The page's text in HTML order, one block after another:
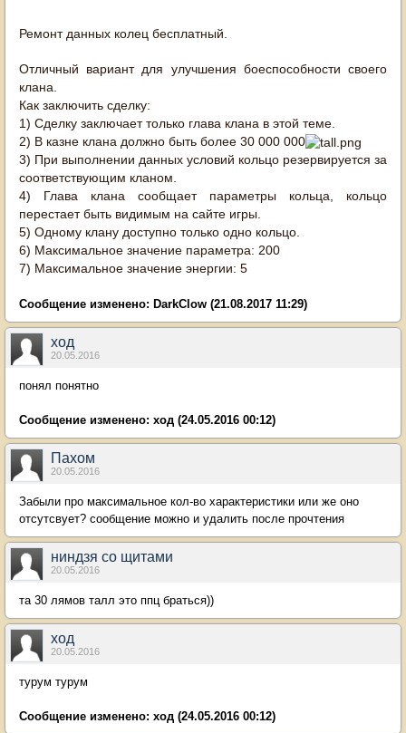
Ремонт данных колец бесплатный.
Отличный вариант для улучшения боеспособности своего
клана.
Как заключить сделку:
1) Сделку заключает только глава клана в этой теме.
2) В казне клана должно быть более 30 000 000
3) При выполнении данных условий кольцо резервируется за
соответствующим кланом.
4) Глава клана сообщает параметры кольца, кольцо
перестает быть видимым на сайте игры.
5) Одному клану доступно только одно кольцо.
6) Максимальное значение параметра: 200
7) Максимальное значение энергии: 5
Сообщение изменено: DarkClow (21.08.2017 11:29)
ход
20.05.2016
понял понятно
Сообщение изменено: ход (24.05.2016 00:12)
Пахом
20.05.2016
Забыли про максимальное кол-во характеристики или же оно
отсутсвует? сообщение можно и удалить после прочтения
ниндзя со щитами
20.05.2016
та 30 лямов талл это ппц браться))
ход
20.05.2016
турум турум
Сообщение изменено: ход (24.05.2016 00:12)